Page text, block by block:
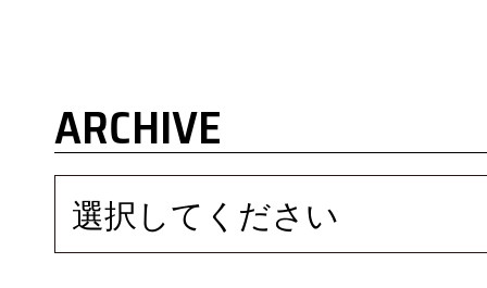
ARCHIVE
選択してください